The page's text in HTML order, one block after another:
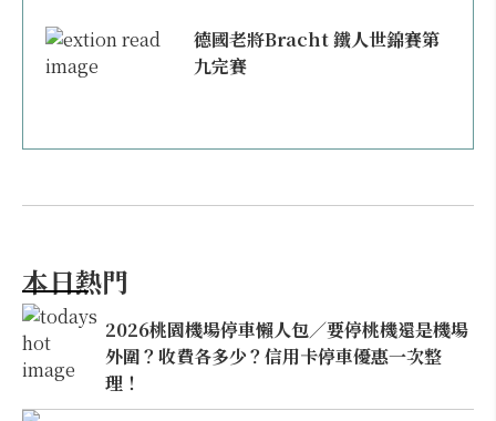
德國老將Bracht 鐵人世錦賽第
九完賽
本日熱門
2026桃園機場停車懶人包／要停桃機還是機場
外圍？收費各多少？信用卡停車優惠一次整
理！